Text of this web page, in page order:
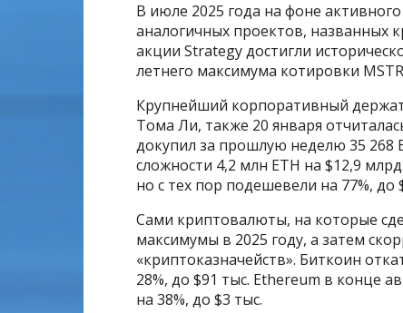
В июле 2025 года на фоне
аналогичных проектов, названных
акции Strategy достигли
летнего максимума котировки
Крупнейший корпоративный
Тома Ли, также 20 января
докупил за прошлую неделю 35 268
сложности 4,2 млн ETH на $12,9
но с тех пор подешевели на 77%, до
Сами криптовалюты, на которые
максимумы в 2025 году, а затем
«криптоказначейств». Биткоин
28%, до $91 тыс. Ethereum в конце
на 38%, до $3 тыс.